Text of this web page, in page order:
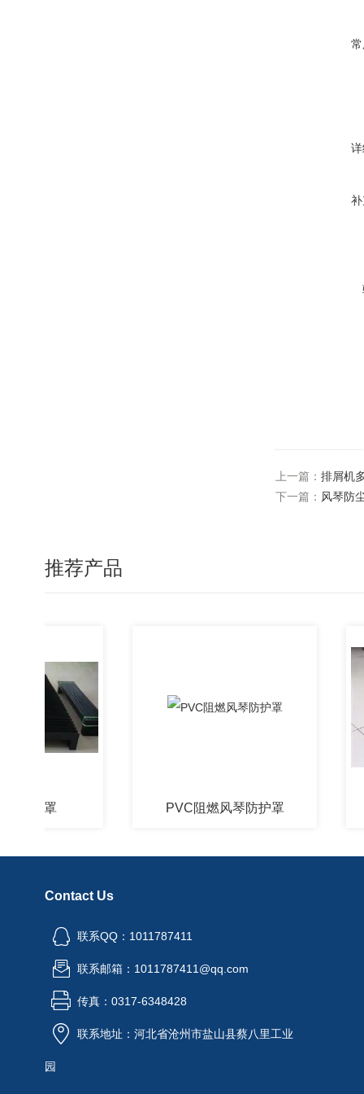
上一篇： 排屑机
下一篇： 风琴防
推荐产品
PVC阻燃风琴防护罩
Contact Us
联系QQ：1011787411
联系邮箱：1011787411@qq.com
传真：0317-6348428
联系地址：河北省沧州市盐山县蔡八里工业
园